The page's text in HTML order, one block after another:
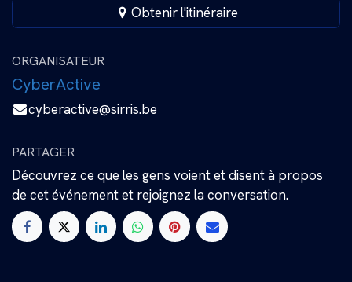
Obtenir l'itinéraire
ORGANISATEUR
CyberActive
cyberactive@sirris.be
PARTAGER
Découvrez ce que les gens voient et disent à propos
de cet événement et rejoignez la conversation.